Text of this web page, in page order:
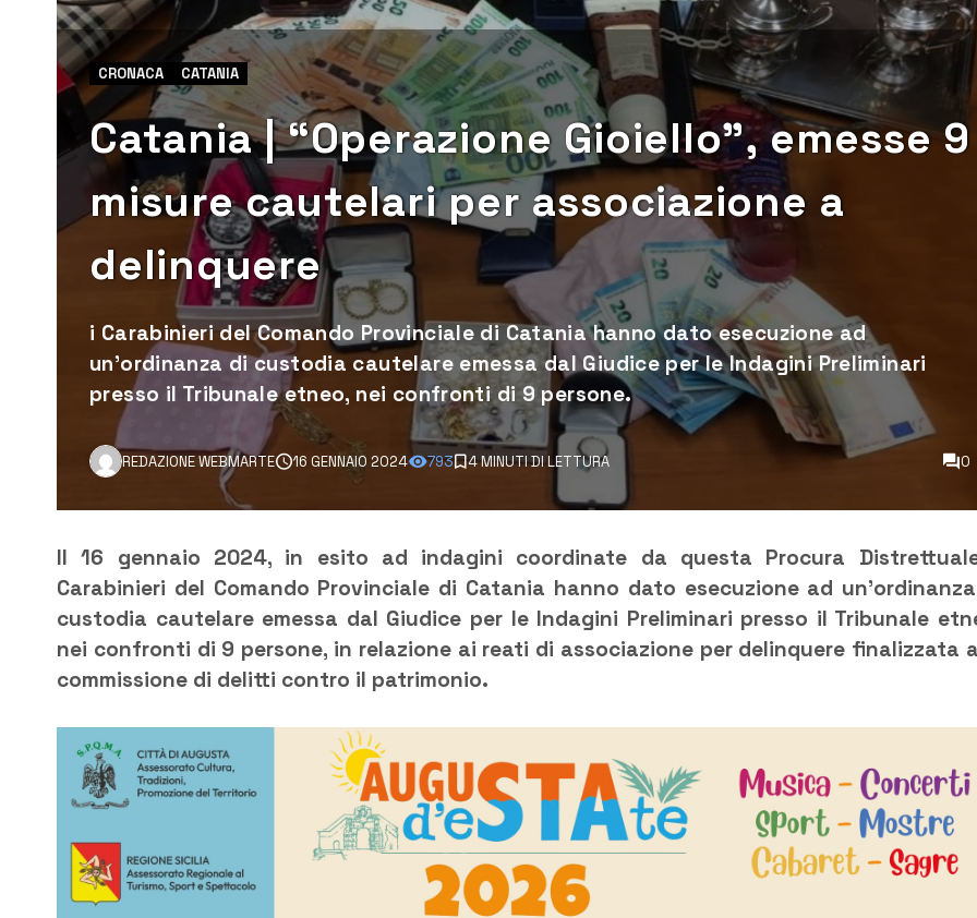
CRONACA CATANIA
Catania | “Operazione Gioiello”, emesse 9
misure cautelari per associazione a
delinquere
i Carabinieri del Comando Provinciale di Catania hanno dato esecuzione ad
un’ordinanza di custodia cautelare emessa dal Giudice per le Indagini Preliminari
presso il Tribunale etneo, nei confronti di 9 persone.
REDAZIONE WEBMARTE 16 GENNAIO 2024 793 4 MINUTI DI LETTURA 0
Il 16 gennaio 2024, in esito ad indagini coordinate da questa Procura
Carabinieri del Comando Provinciale di Catania hanno dato esecuzione ad
custodia cautelare emessa dal Giudice per le Indagini Preliminari presso il Tribunale
nei confronti di 9 persone, in relazione ai reati di associazione per delinquere finalizzata
commissione di delitti contro il patrimonio.